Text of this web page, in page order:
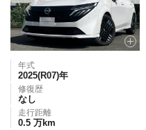
年式
2025(R07)年
修復歴
なし
走行距離
0.5 万km